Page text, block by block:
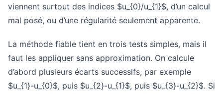
viennent surtout des indices $u_{0}/u_{1}$, d’un calcul
mal posé, ou d’une régularité seulement apparente.
La méthode fiable tient en trois tests simples, mais il
faut les appliquer sans approximation. On calcule
d’abord plusieurs écarts successifs, par exemple
$u_{1}-u_{0}$, puis $u_{2}-u_{1}$, puis $u_{3}-u_{2}$. Si